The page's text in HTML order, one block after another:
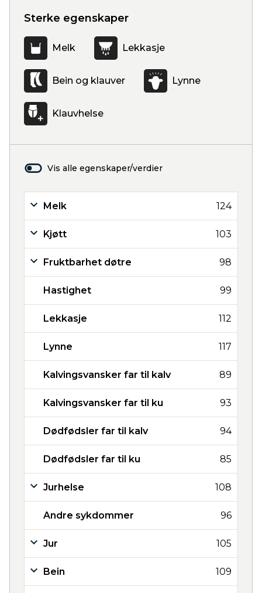
Sterke egenskaper
Melk Lekkasje
Bein og klauver Lynne
Klauvhelse
Vis alle egenskaper/verdier
Melk 124
Kjøtt 103
Fruktbarhet døtre 98
Hastighet 99
Lekkasje 112
Lynne 117
Kalvingsvansker far til kalv 89
Kalvingsvansker far til ku 93
Dødfødsler far til kalv 94
Dødfødsler far til ku 85
Jurhelse 108
Andre sykdommer 96
Jur 105
Bein 109